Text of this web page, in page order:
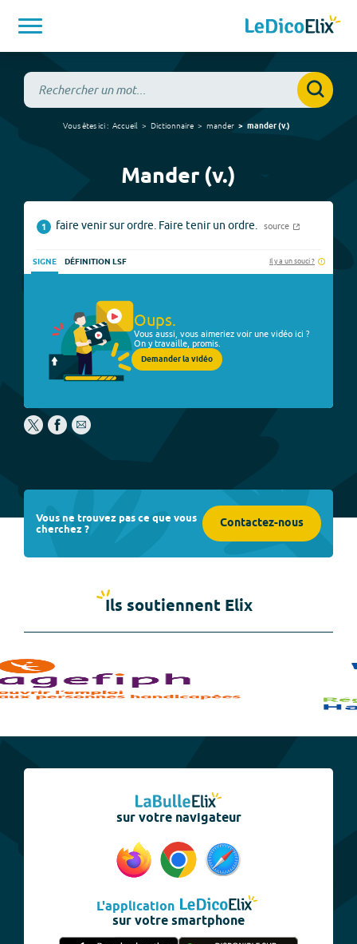
Vous êtes ici : Accueil Dictionnaire mander mander(v.)
Mander (v.)
1 faire venir sur ordre. Faire tenir un ordre. source
SIGNE DÉFINITION LSF Il y a un souci ?
Oups.
Vous aussi, vous aimeriez voir une vidéo ici ?
On y travaille, promis.
Demander la vidéo
Vous ne trouvez pas ce que vous
cherchez ? Contactez-nous
Ils soutiennent Elix
sur votre navigateur
L'application
sur votre smartphone